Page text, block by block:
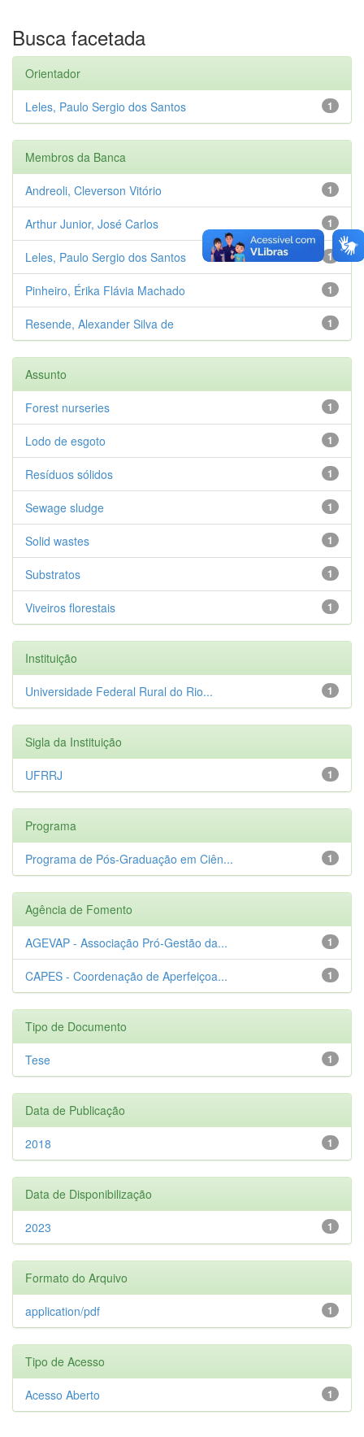
Busca facetada
Orientador
1
Leles, Paulo Sergio dos Santos
Membros da Banca
1
Andreoli, Cleverson Vitório
1
Arthur Junior, José Carlos
1
Leles, Paulo Sergio dos Santos
1
Pinheiro, Érika Flávia Machado
1
Resende, Alexander Silva de
Assunto
1
Forest nurseries
1
Lodo de esgoto
1
Resíduos sólidos
1
Sewage sludge
1
Solid wastes
1
Substratos
1
Viveiros florestais
Instituição
1
Universidade Federal Rural do Rio...
Sigla da Instituição
1
UFRRJ
Programa
1
Programa de Pós-Graduação em Ciên...
Agência de Fomento
1
AGEVAP - Associação Pró-Gestão da...
1
CAPES - Coordenação de Aperfeiçoa...
Tipo de Documento
1
Tese
Data de Publicação
1
2018
Data de Disponibilização
1
2023
Formato do Arquivo
1
application/pdf
Tipo de Acesso
1
Acesso Aberto